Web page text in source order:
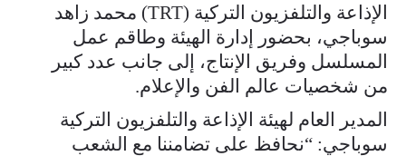
الإذاعة والتلفزيون التركية (TRT) محمد زاهد
سوباجي، بحضور إدارة الهيئة وطاقم عمل
المسلسل وفريق الإنتاج، إلى جانب عدد كبير
من شخصيات عالم الفن والإعلام.
المدير العام لهيئة الإذاعة والتلفزيون التركية
سوباجي: “نحافظ على تضامننا مع الشعب